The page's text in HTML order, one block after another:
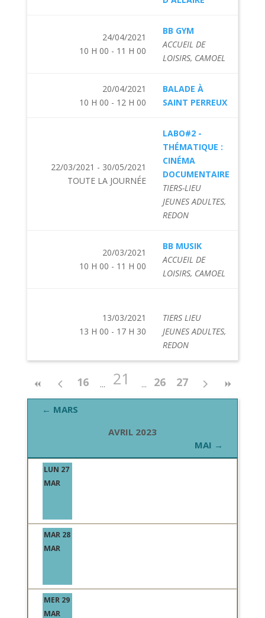
24/04/2021
10 H 00 - 11 H 00
BB GYM
ACCUEIL DE
LOISIRS, CAMOEL
20/04/2021
10 H 00 - 12 H 00
BALADE À
SAINT PERREUX
22/03/2021 - 30/05/2021
TOUTE LA JOURNÉE
LABO#2 -
THÉMATIQUE :
CINÉMA
DOCUMENTAIRE
TIERS-LIEU
JEUNES ADULTES,
REDON
20/03/2021
10 H 00 - 11 H 00
BB MUSIK
ACCUEIL DE
LOISIRS, CAMOEL
13/03/2021
13 H 00 - 17 H 30
TIERS LIEU
JEUNES ADULTES,
REDON
16 21 26 27
← MARS
AVRIL 2023
MAI →
LUN 27
MAR
MAR 28
MAR
MER 29
MAR